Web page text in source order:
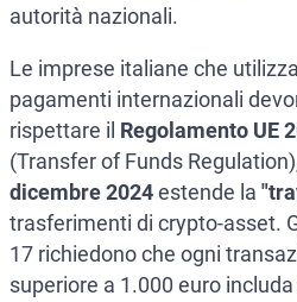
autorità nazionali.
Le imprese italiane che
pagamenti internazionali
rispettare il Regolamento UE
(Transfer of Funds
dicembre 2024estende la
trasferimenti di crypto-asset.
17 richiedono che ogni
superiore a 1.000 euro